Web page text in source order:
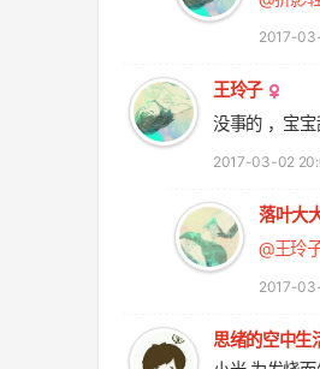
2017-
王玲子
没事的 ，宝
2017-03-02
落叶大
@王玲
2017-
思绪的空中生